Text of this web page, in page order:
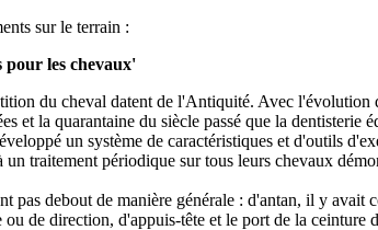
sur le terrain :
pour les chevaux'
du cheval datent de l'Antiquité. Avec l'évolution
et la quarantaine du siècle passé que la
un système de caractéristiques et d'outils
traitement périodique sur tous leurs chevaux
pas debout de manière générale : d'antan, il y
ou de direction, d'appuis-tête et le port de la ceinture